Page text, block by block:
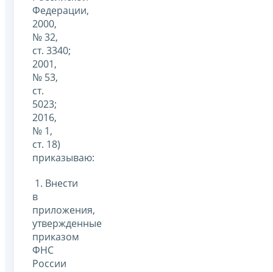
Федерации,
2000,
№ 32,
ст. 3340;
2001,
№ 53,
ст.
5023;
2016,
№ 1,
ст. 18)
приказываю:
1. Внести
в
приложения,
утвержденные
приказом
ФНС
России